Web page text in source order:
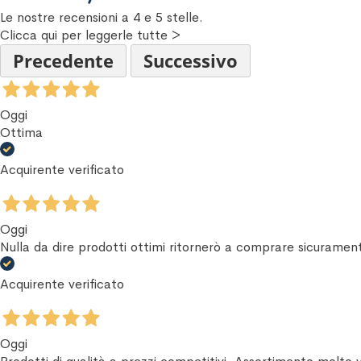
Le nostre recensioni a 4 e 5 stelle.
Clicca qui per leggerle tutte >
Precedente Successivo
Oggi
Ottima
Acquirente verificato
Oggi
Nulla da dire prodotti ottimi ritornerò a comprare
Acquirente verificato
Oggi